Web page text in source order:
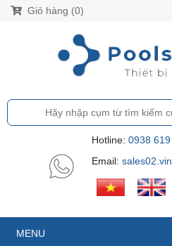
Giỏ hàng (0)
Hotline: 0938
Email:
MENU